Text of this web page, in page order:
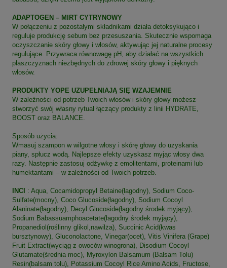
ADAPTOGEN – MIRT CYTRYNOWY
W połączeniu z pozostałymi składnikami działa detoksykująco i
reguluje produkcję sebum bez przesuszania. Skutecznie wspomaga
oczyszczanie skóry głowy i włosów, aktywując jej naturalne procesy
regulujące. Przywraca równowagę pH, aby działać na wszystkich
płaszczyznach niezbędnych do zdrowej skóry głowy i pięknych
włosów.
PRODUKTY YOPE UZUPEŁNIAJĄ SIĘ WZAJEMNIE
W zależności od potrzeb Twoich włosów i skóry głowy możesz
stworzyć swój własny rytuał łączący produkty z linii HYDRATE,
BOOST oraz BALANCE.
Sposób użycia:
Wmasuj szampon w wilgotne włosy i skórę głowy do uzyskania
piany, spłucz wodą. Najlepsze efekty uzyskasz myjąc włosy dwa
razy. Następnie zastosuj odżywkę z emolitentami, proteinami lub
humektantami – w zależności od Twoich potrzeb.
INCI : Aqua, Cocamidopropyl Betaine(łagodny), Sodium Coco-
Sulfate(mocny), Coco Glucoside(łagodny), Sodium Cocoyl
Alaninate(łagodny), Decyl Glucoside(łagodny środek myjący),
Sodium Babassuamphoacetate(łagodny środek myjący),
Propanediol(roślinny glikol,nawilża), Succinic Acid(kwas
bursztynowy), Gluconolactone, Vinegar(ocet), Vitis Vinifera (Grape)
Fruit Extract(wyciąg z owoców winogrona), Disodium Cocoyl
Glutamate(średnia moc), Myroxylon Balsamum (Balsam Tolu)
Resin(balsam tolu), Potassium Cocoyl Rice Amino Acids, Fructose,